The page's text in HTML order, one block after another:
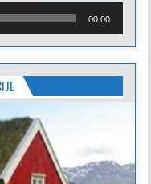
00:00